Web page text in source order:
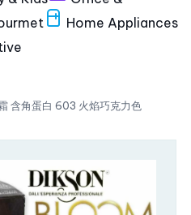
Home Appliances
含角蛋白 603 火焰巧克力色